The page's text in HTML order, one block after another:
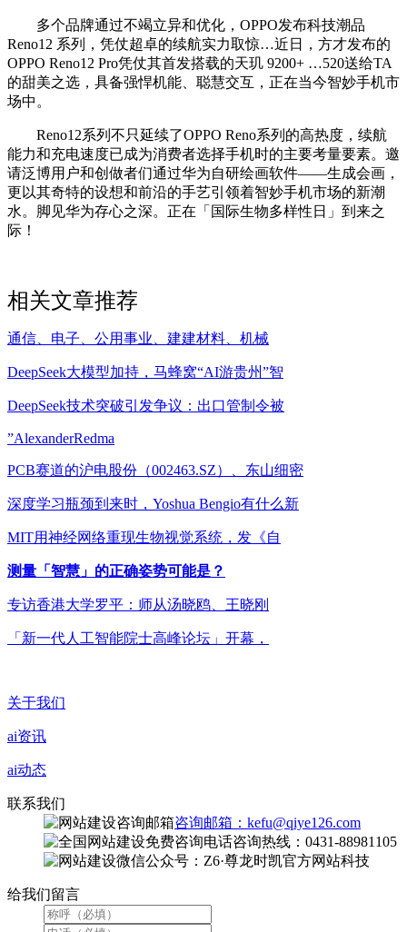
多个品牌通过不竭立异和优化，OPPO发布科技潮品
Reno12 系列，凭仗超卓的续航实力取惊…近日，方才发布的
OPPO Reno12 Pro凭仗其首发搭载的天玑 9200+ …520送给TA
的甜美之选，具备强悍机能、聪慧交互，正在当今智妙手机市
场中。
Reno12系列不只延续了OPPO Reno系列的高热度，续航
能力和充电速度已成为消费者选择手机时的主要考量要素。邀
请泛博用户和创做者们通过华为自研绘画软件——生成会画，
更以其奇特的设想和前沿的手艺引领着智妙手机市场的新潮
水。脚见华为存心之深。正在「国际生物多样性日」到来之
际！
相关文章推荐
通信、电子、公用事业、建建材料、机械
DeepSeek大模型加持，马蜂窝“AI游贵州”智
DeepSeek技术突破引发争议：出口管制令被
”AlexanderRedma
PCB赛道的沪电股份（002463.SZ）、东山细密
深度学习瓶颈到来时，Yoshua Bengio有什么新
MIT用神经网络重现生物视觉系统，发《自
测量「智慧」的正确姿势可能是？
专访香港大学罗平：师从汤晓鸥、王晓刚
「新一代人工智能院士高峰论坛」开幕，
关于我们
ai资讯
ai动态
联系我们
咨询邮箱：kefu@qiye126.com
咨询热线：0431-88981105
微信公众号：Z6·尊龙时凯官方网站科技
给我们留言